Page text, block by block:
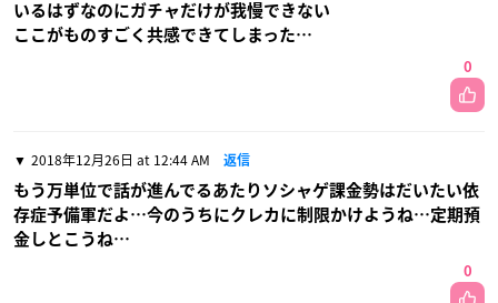
いるはずなのにガチャだけが我慢できない
ここがものすごく共感できてしまった…
0
2018年12月26日 at 12:44 AM 返信
もう万単位で話が進んでるあたりソシャゲ課金勢はだいたい依
存症予備軍だよ…今のうちにクレカに制限かけようね…定期預
金しとこうね…
0